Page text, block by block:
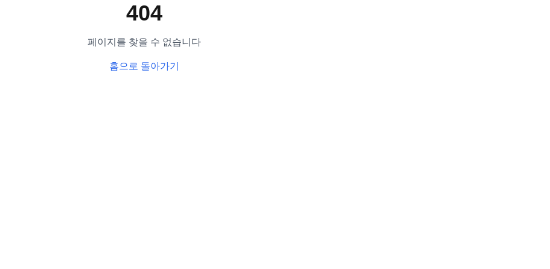
404
페이지를 찾을 수 없습니다
홈으로 돌아가기